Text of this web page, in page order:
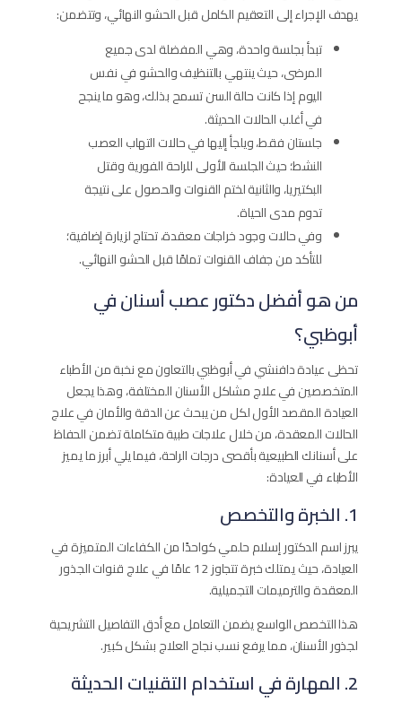
يهدف الإجراء إلى التعقيم الكامل قبل الحشو النهائي، وتتضمن:
تبدأ بجلسة واحدة، وهي المفضلة لدى جميع
المرضى، حيث ينتهي بالتنظيف والحشو في نفس
اليوم إذا كانت حالة السن تسمح بذلك، وهو ما ينجح
في أغلب الحالات الحديثة.
جلستان فقط، ويلجأ إليها في حالات التهاب العصب
النشط؛ حيث الجلسة الأولى للراحة الفورية وقتل
البكتيريا، والثانية لختم القنوات والحصول على نتيجة
تدوم مدى الحياة.
وفي حالات وجود خراجات معقدة، تحتاج لزيارة إضافية؛
للتأكد من جفاف القنوات تمامًا قبل الحشو النهائي.
من هو أفضل دكتور عصب أسنان في
أبوظبي؟
تحظى عيادة دافنشي في أبوظبي بالتعاون مع نخبة من الأطباء
المتخصصين في علاج مشاكل الأسنان المختلفة، وهذا يجعل
العيادة المقصد الأول لكل من يبحث عن الدقة والأمان في علاج
الحالات المعقدة، من خلال علاجات طبية متكاملة تضمن الحفاظ
على أسنانك الطبيعية بأقصى درجات الراحة، فيما يلي أبرز ما يميز
الأطباء في العيادة:
1. الخبرة والتخصص
يبرز اسم الدكتور إسلام حلمي كواحدًا من الكفاءات المتميزة في
العيادة، حيث يمتلك خبرة تتجاوز 12 عامًا في علاج قنوات الجذور
المعقدة والترميمات التجميلية.
هذا التخصص الواسع يضمن التعامل مع أدق التفاصيل التشريحية
لجذور الأسنان، مما يرفع نسب نجاح العلاج بشكل كبير.
2. المهارة في استخدام التقنيات الحديثة